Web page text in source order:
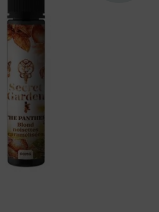
caramel. E-liquide
en 50 ml sans